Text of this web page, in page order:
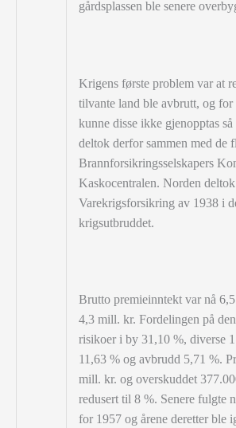
gårdsplassen ble senere
Krigens første problem var at
tilvante land ble avbrutt, og for
kunne disse ikke gjenopptas
deltok derfor sammen med de
Brannforsikringsselskapers
Kaskocentralen. Norden
Varekrigsforsikring av 1938 i
krigsutbruddet.
Brutto premieinntekt var nå
4,3 mill. kr. Fordelingen på
risikoer i by 31,10 %, diverse
11,63 % og avbrudd 5,71 %.
mill. kr. og overskuddet
redusert til 8 %. Senere fulgte
for 1957 og årene deretter ble